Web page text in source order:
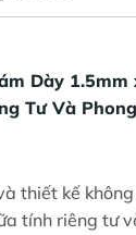
Dày 1.5mm
Tư Và
thiết kế
tính riêng tư